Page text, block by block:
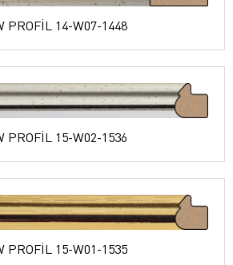
PROFİL 14-W07-1448
PROFİL 15-W02-1536
PROFİL 15-W01-1535